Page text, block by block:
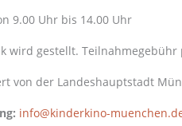
9.00 Uhr bis 14.00 Uhr
wird gestellt. Teilnahmegebühr
von der Landeshauptstadt
info@kinderkino-